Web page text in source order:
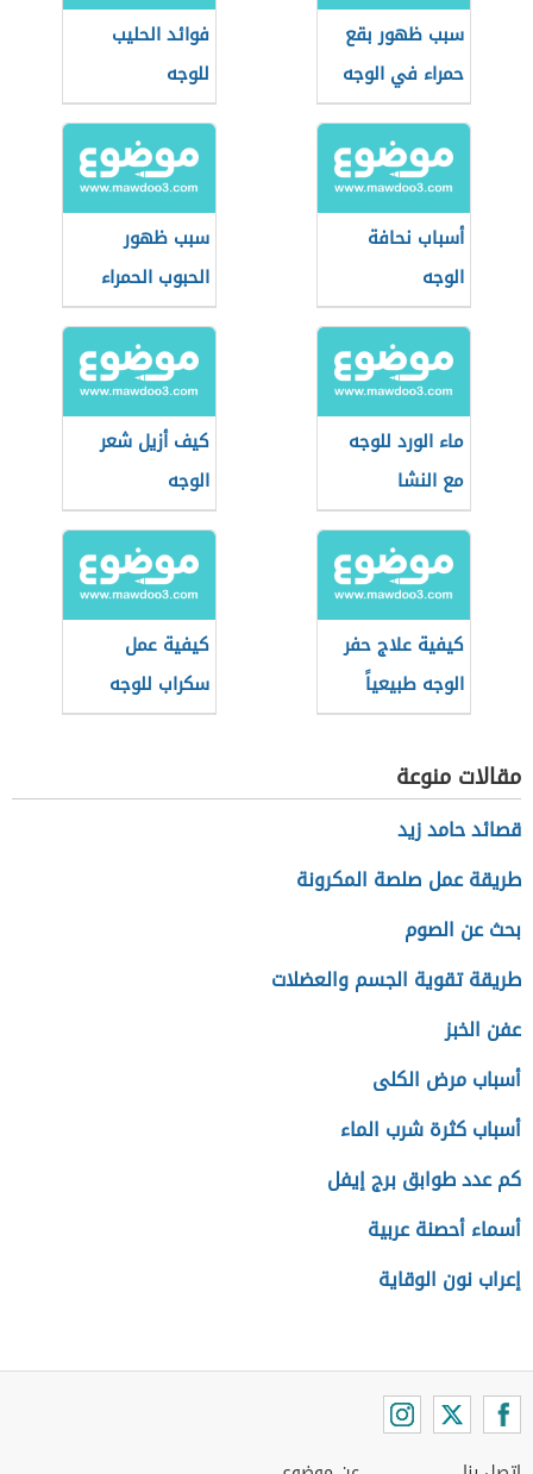
سبب ظهور بقع
حمراء في الوجه
فوائد الحليب
للوجه
أسباب نحافة
الوجه
سبب ظهور
الحبوب الحمراء
في الوجه
ماء الورد للوجه
مع النشا
كيف أزيل شعر
الوجه
كيفية علاج حفر
الوجه طبيعياً
كيفية عمل
سكراب للوجه
مقالات منوعة
قصائد حامد زيد
طريقة عمل صلصة المكرونة
بحث عن الصوم
طريقة تقوية الجسم والعضلات
عفن الخبز
أسباب مرض الكلى
أسباب كثرة شرب الماء
كم عدد طوابق برج إيفل
أسماء أحصنة عربية
إعراب نون الوقاية